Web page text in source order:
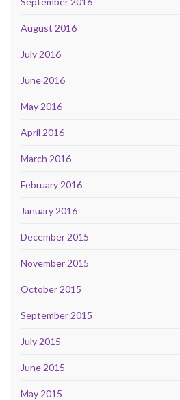
August 2016
July 2016
June 2016
May 2016
April 2016
March 2016
February 2016
January 2016
December 2015
November 2015
October 2015
September 2015
July 2015
June 2015
May 2015